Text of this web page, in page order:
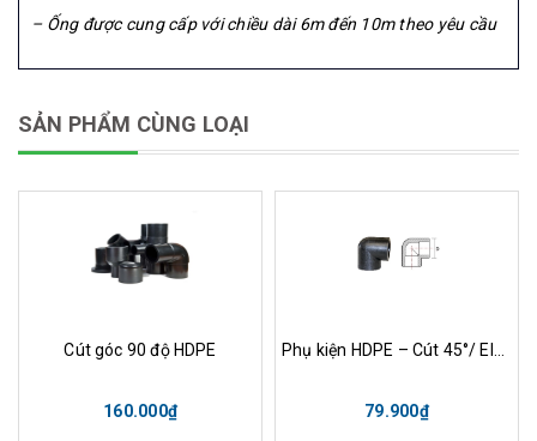
– Ống được cung cấp với chiều dài 6m đến 10m theo yêu cầu
SẢN PHẨM CÙNG LOẠI
Cút góc 90 độ HDPE
160.000₫
Phụ kiện HDPE – Cút 45°/ Elbow 45°
79.900₫